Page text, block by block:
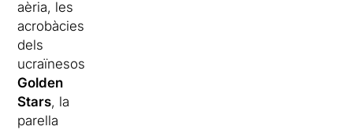
aèria, les
acrobàcies
dels
ucraïnesos
Golden
Stars, la
parella